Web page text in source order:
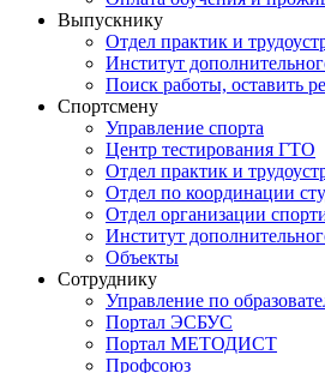
Выпускнику
Отдел практик и
Институт
Поиск работы, оставить
Спортсмену
Управление спорта
Центр тестирования ГТО
Отдел практик и
Отдел по координации
Отдел организации
Институт
Объекты
Сотруднику
Управление по
Портал ЭСБУС
Портал МЕТОДИСТ
Профсоюз